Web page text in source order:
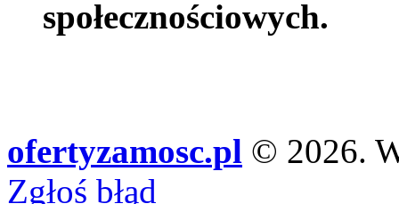
społecznościowych.
ofertyzamosc.pl © 2026.
Zgłoś błąd